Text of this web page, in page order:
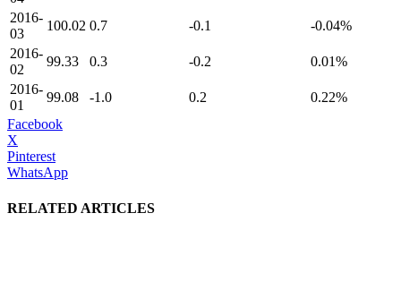
2016-
03
100.02 0.7 -0.1
-0.04%
2016-
02
99.33 0.3 -0.2
0.01%
2016-
01
99.08 -1.0 0.2
0.22%
Facebook
X
Pinterest
WhatsApp
RELATED ARTICLES